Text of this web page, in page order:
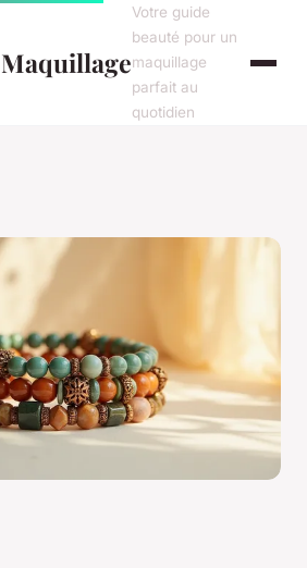
Votre guide
beauté pour un
maquillage
parfait au
quotidien